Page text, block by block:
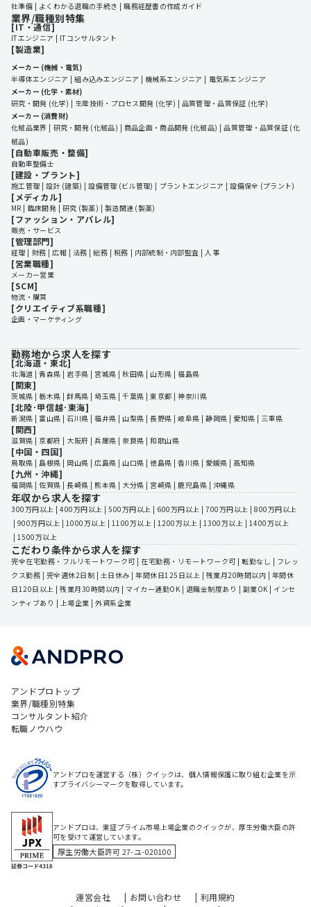
社準備
よくわかる退職の手続き 職務経歴書の作成ガイド
業界/職種別特集
[IT・通信]
ITエンジニア ITコンサルタント
[製造業]
メーカー (機械・電気)
半導体エンジニア
組み込みエンジニア 機械系エンジニア
電気系エンジニア
メーカー (化学・素材)
研究・開発 (化学)
生産技術・プロセス開発 (化学)
品質管理・品質保証 (化学)
メーカー (消費財)
化粧品業界
研究・開発 (化粧品) 商品企画・商品開発 (化粧品)
品質管理・品質保証 (化
粧品)
[自動車販売・整備]
自動車整備士
[建設・プラント]
施工管理 設計 (建築) 設備管理 (ビル管理) プラントエンジニア 設備保全 (プラント)
[メディカル]
MR 臨床開発 研究 (製薬) 製造関連 (製薬)
[ファッション・アパレル]
販売・サービス
[管理部門]
経理 財務 広報 法務 総務 税務 内部統制・内部監査 人事
[営業職種]
メーカー営業
[SCM]
物流・購買
[クリエイティブ系職種]
企画・マーケティング
勤務地から求人を探す
[北海道・東北]
北海道 | 青森県 | 岩手県 | 宮城県 | 秋田県 | 山形県 | 福島県
[関東]
茨城県 | 栃木県 | 群馬県 | 埼玉県 | 千葉県 | 東京都 | 神奈川県
[北陸･甲信越･東海]
新潟県 | 富山県 | 石川県 | 福井県 | 山梨県 | 長野県 | 岐阜県 | 静岡県 | 愛知県 | 三重県
[関西]
滋賀県 | 京都府 | 大阪府 | 兵庫県 | 奈良県 | 和歌山県
[中国・四国]
鳥取県 | 島根県 | 岡山県 | 広島県 | 山口県 | 徳島県 | 香川県 | 愛媛県 | 高知県
[九州・沖縄]
福岡県 | 佐賀県 | 長崎県 | 熊本県 | 大分県 | 宮崎県 | 鹿児島県 | 沖縄県
年収から求人を探す
300万円以上 | 400万円以上 | 500万円以上 | 600万円以上 | 700万円以上 | 800万円以上
| 900万円以上 | 1000万以上 | 1100万以上 | 1200万以上 | 1300万以上 | 1400万以上
| 1500万以上
こだわり条件から求人を探す
完全在宅勤務・フルリモートワーク可 | 在宅勤務・リモートワーク可 | 転勤なし | フレッ
クス勤務 | 完全週休2日制 | 土日休み | 年間休日125日以上 | 残業月20時間以内 | 年間休
日120日以上 | 残業月30時間以内 | マイカー通勤OK | 退職金制度あり | 副業OK | インセ
ンティブあり | 上場企業 | 外資系企業
アンドプロトップ
業界/職種別特集
コンサルタント紹介
転職ノウハウ
アンドプロを運営する（株）クイックは、個人情報保護に取り組む企業を示
すプライバシーマークを取得しています。
アンドプロは、東証プライム市場上場企業のクイックが、厚生労働大臣の許
可を受けて運営しています。
厚生労働大臣許可 27-ユ-020100
運営会社 お問い合わせ
利用規約